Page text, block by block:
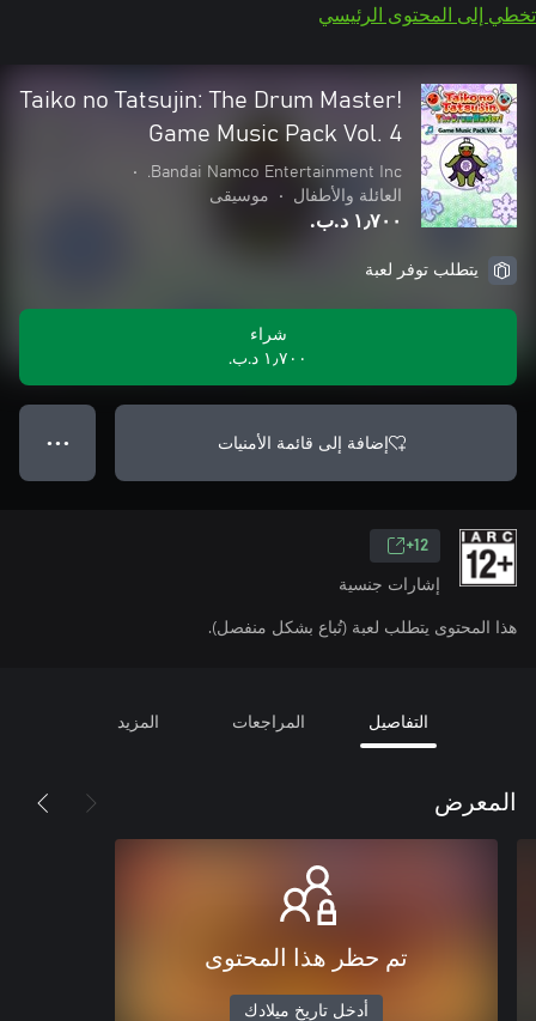
تخطي إلى المحتوى الرئيسي
Taiko no Tatsujin: The Drum Master!
Game Music Pack Vol. 4
Bandai Namco Entertainment Inc.
•
العائلة والأطفال
• موسيقى
١٫٧٠٠ د.ب.‏
يتطلب توفر لعبة
شراء
١٫٧٠٠ د.ب.‏
إضافة إلى قائمة الأمنيات ● ● ●
12+
إشارات جنسية
هذا المحتوى يتطلب لعبة (تُباع بشكل منفصل).
التفاصيل المراجعات المزيد
المعرض
تم حظر هذا المحتوى
أدخل تاريخ ميلادك